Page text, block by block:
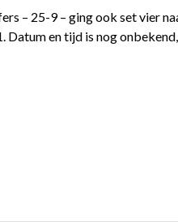
– 25-9 – ging ook set vier
en tijd is nog